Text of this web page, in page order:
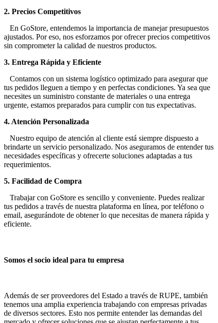
2. Precios Competitivos
En GoStore, entendemos la importancia de manejar presupuestos
ajustados. Por eso, nos esforzamos por ofrecer precios competitivos
sin comprometer la calidad de nuestros productos.
3. Entrega Rápida y Eficiente
Contamos con un sistema logístico optimizado para asegurar que
tus pedidos lleguen a tiempo y en perfectas condiciones. Ya sea que
necesites un suministro constante de materiales o una entrega
urgente, estamos preparados para cumplir con tus expectativas.
4. Atención Personalizada
Nuestro equipo de atención al cliente está siempre dispuesto a
brindarte un servicio personalizado. Nos aseguramos de entender tus
necesidades específicas y ofrecerte soluciones adaptadas a tus
requerimientos.
5. Facilidad de Compra
Trabajar con GoStore es sencillo y conveniente. Puedes realizar
tus pedidos a través de nuestra plataforma en línea, por teléfono o
email, asegurándote de obtener lo que necesitas de manera rápida y
eficiente.
Somos el socio ideal para tu empresa
Además de ser proveedores del Estado a través de RUPE, también
tenemos una amplia experiencia trabajando con empresas privadas
de diversos sectores. Esto nos permite entender las demandas del